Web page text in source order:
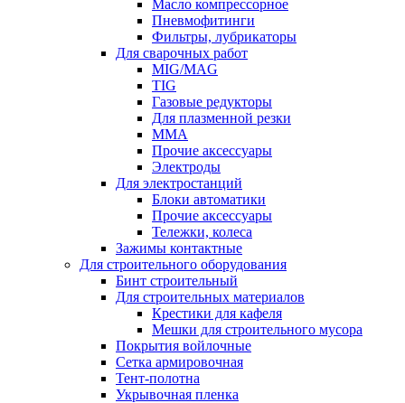
Масло компрессорное
Пневмофитинги
Фильтры, лубрикаторы
Для сварочных работ
MIG/MAG
TIG
Газовые редукторы
Для плазменной резки
ММА
Прочие аксессуары
Электроды
Для электростанций
Блоки автоматики
Прочие аксессуары
Тележки, колеса
Зажимы контактные
Для строительного оборудования
Бинт строительный
Для строительных материалов
Крестики для кафеля
Мешки для строительного мусора
Покрытия войлочные
Сетка армировочная
Тент-полотна
Укрывочная пленка